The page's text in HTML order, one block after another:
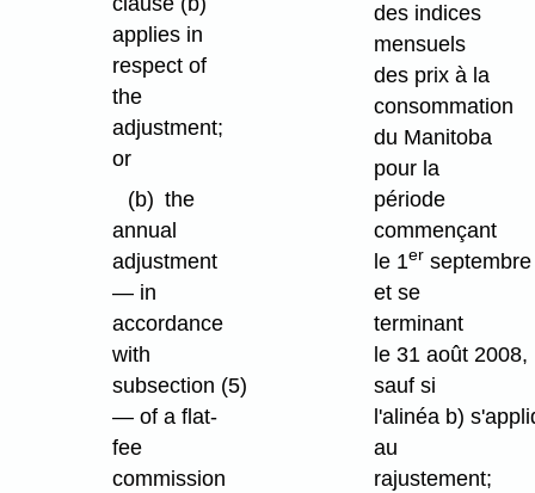
applies in
respect of
the
adjustment;
or
(b) the
annual
adjustment
— in
accordance
with
subsection (5)
— of a flat-
fee
commission
des indices
mensuels
des prix à la
consommation
du Manitoba
pour la
période
commençant
le 1er
et se
terminant
le 31 août 2008,
sauf si
l'alinéa b)
au
rajustement;